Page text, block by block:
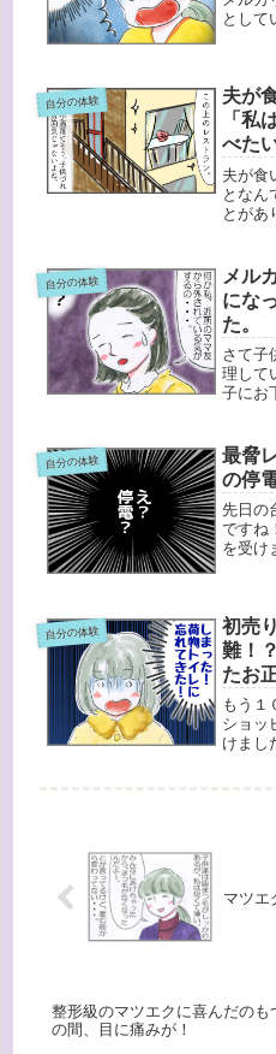
として
こも今
ま...
自分の体験
夫が
「私
べた
夫が食
となん
とがあ
ンナも
んです
いの...
自分の体験
メル
にな
た。
さて子
理して
子にお
ちゃん
な？・
第１子
自分の体験
最脅
の停
先日の
ですね
を受け
っすら
が...
自分の体験
初売
難！
たお
もう１
ショッ
けまし
マツエ
整形級のマツエクに喜んだのも
の間、目に痛みが！